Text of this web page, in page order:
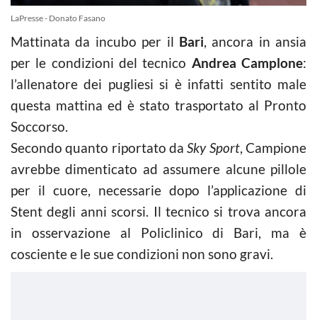
LaPresse - Donato Fasano
Mattinata da incubo per il Bari, ancora in ansia
per le condizioni del tecnico Andrea Camplone:
l’allenatore dei pugliesi si è infatti sentito male
questa mattina ed è stato trasportato al Pronto
Soccorso.
Secondo quanto riportato daSky Sport, Campione
avrebbe dimenticato ad assumere alcune pillole
per il cuore, necessarie dopo l’applicazione di
Stent degli anni scorsi. Il tecnico si trova ancora
in osservazione al Policlinico di Bari, ma è
cosciente e le sue condizioni non sono gravi.